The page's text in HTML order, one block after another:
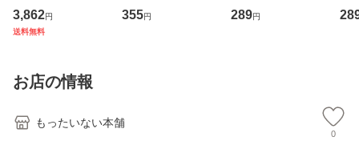
専門職の看護マネ
ジメントスキル 改
恵 藤本幸三 / 南江
堂 [単行
3,862円
送料無料
キューンレコード
[CD]【メール便送
355円
のがかり / [CD]
【メール便送料無
289円
産
お店の情報
もったいない本舗
0